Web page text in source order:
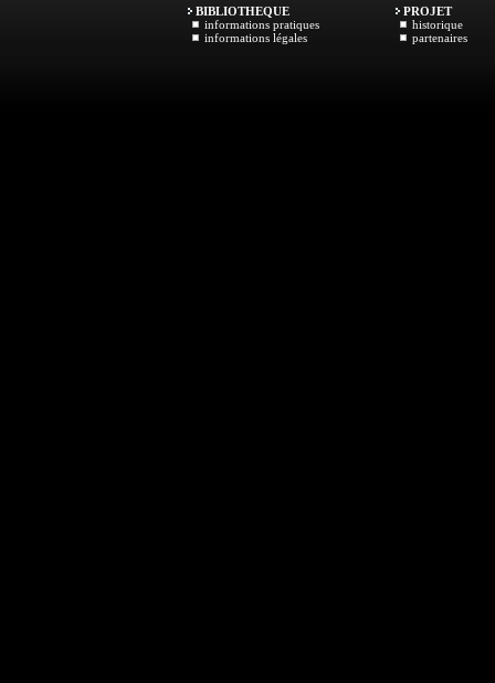
BIBLIOTHEQUE
informations pratiques
informations légales
PROJET
historique
partenaires